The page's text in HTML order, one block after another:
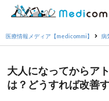
医療情報メディア【medicommi】 病
大人になってからア
は？どうすれば改善